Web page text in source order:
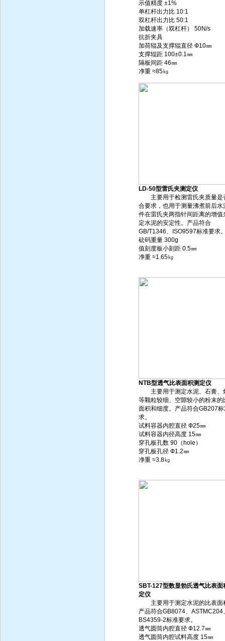
示值精度 ±1%
单杠杆出力比 10:1
双杠杆出力比 50:1
加载速率（双杠杆） 50N/s
抗折夹具
加荷辊及支撑辊直径 Ф10㎜
支撑辊距 100±0.1㎜
隔板间距 46㎜
净重 ≈85㎏
LD-50型雷氏夹测定仪
主要用于检测雷氏夹质量是
合要求，也用于测量沸煮前后水
件在雷氏夹两指针间距离的增值
定水泥的安定性。产品符合
GB/T1346、ISO9597标准要求
砝码重量 300g
值刻度板小刻距 0.5㎜
净重 ≈1.65㎏
NTB型透气比表面积测定仪
主要用于测定水泥、石膏、
等颗粒较细、空隙较小的粉末的
面积和细度。产品符合GB207
求。
试料容器内腔直径 Ф25㎜
试料容器内径高度 15㎜
穿孔板孔数 90（hole）
穿孔板孔径 Ф1.2㎜
净重 ≈3.8㎏
SBT-127型数显勃氏透气比表面
定仪
主要用于测定水泥的比表面
产品符合GB8074、ASTMC204
BS4359-2标准要求。
透气圆筒内腔直径 Ф12.7㎜
透气圆筒内腔试料高度 15㎜